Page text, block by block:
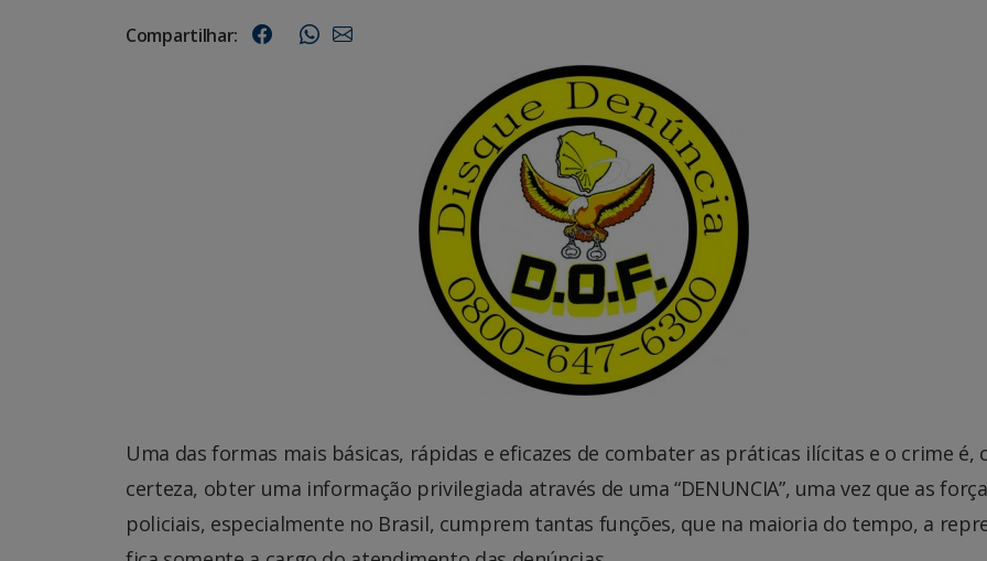
Compartilhar:
Uma das formas mais básicas, rápidas e eficazes de combater as práticas ilícitas e o crime é,
certeza, obter uma informação privilegiada através de uma “DENUNCIA”, uma vez que as força
policiais, especialmente no Brasil, cumprem tantas funções, que na maioria do tempo, a